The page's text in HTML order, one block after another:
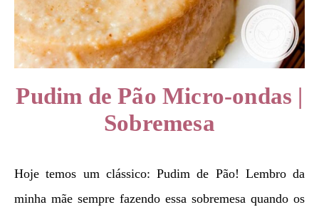
Pudim de Pão Micro-ondas |
Sobremesa
Hoje temos um clássico: Pudim de Pão! Lembro da
minha mãe sempre fazendo essa sobremesa quando os